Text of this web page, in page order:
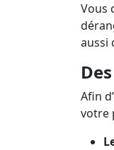
Vous
aussi
Afin
votre